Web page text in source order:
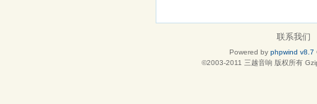
联系我们
Powered by phpwind v8.7
©2003-2011 三越音响 版权所有